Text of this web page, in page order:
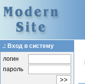
.: Вход в систему
логин
пароль